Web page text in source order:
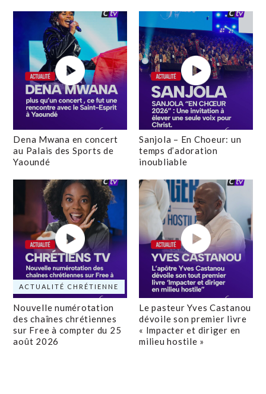
Dena Mwana en concert
au Palais des Sports de
Yaoundé
Sanjola – En Choeur: un
temps d’adoration
inoubliable
ACTUALITÉ CHRÉTIENNE
Nouvelle numérotation
des chaînes chrétiennes
sur Free à compter du 25
août 2026
Le pasteur Yves Castanou
dévoile son premier livre
« Impacter et diriger en
milieu hostile »